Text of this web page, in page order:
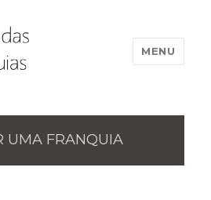
MENU
UMA FRANQUIA